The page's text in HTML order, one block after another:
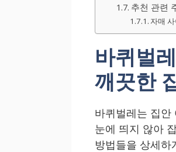
추천 관련
자매
바퀴벌
깨끗한
바퀴벌레는 집안
눈에 띄지 않아
방법들을 상세